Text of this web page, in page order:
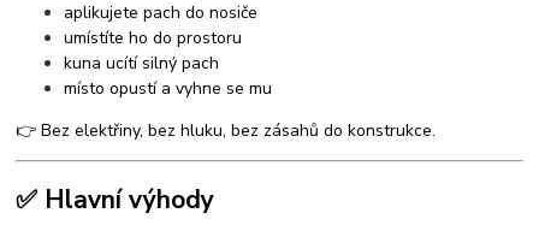
aplikujete pach do nosiče
umístíte ho do prostoru
kuna ucítí silný pach
místo opustí a vyhne se mu
👉 Bez elektřiny, bez hluku, bez zásahů do konstrukce.
✅ Hlavní výhody